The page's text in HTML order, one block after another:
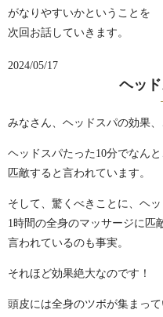
がなりやすいかということを
次回お話していきます。
2024/05/17
ヘッ
みなさん、ヘッドスパの効果
ヘッドスパたった10分でなん
匹敵すると言われています。
そして、驚くべきことに、ヘッ
1時間の全身のマッサージに匹
言われているのも事実。
それほど効果絶大なのです！
頭皮には全身のツボが集まって